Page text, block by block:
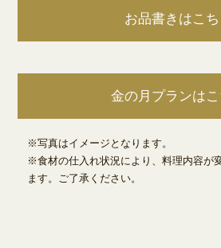
お品書きはこち
金の月プランは
※写真はイメージとなります。
※食材の仕入れ状況により、料理内容が
ます。ご了承ください。